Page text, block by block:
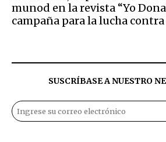
munod en la revista “Yo
campaña para la lucha contra
SUSCRÍBASE A NUESTRO